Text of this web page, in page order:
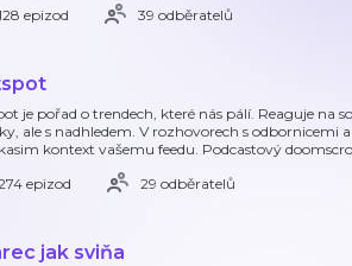
epizod
39 odběratelů
je pořad o trendech, které nás pálí. Reaguje na
ale s nadhledem. V rozhovorech s odbornicemi
kontext vašemu feedu. Podcastový
epizod
29 odběratelů
jak sviňa